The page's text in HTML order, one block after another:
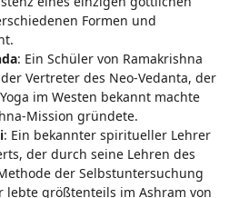
Formen und
: Ein Schüler von Ramakrishna
Vertreter des Neo-Vedanta, der
im Westen bekannt machte
Mission gründete.
: Ein bekannter spiritueller Lehrer
der durch seine Lehren des
der Selbstuntersuchung
lebte größtenteils im Ashram von